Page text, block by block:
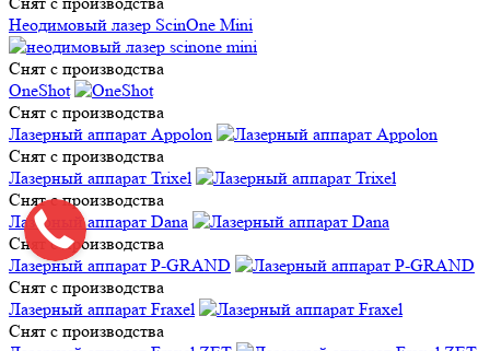
Неодимовый лазер ScinOne Mini
Снят с производства
OneShot
Снят с производства
Лазерный аппарат Appolon
Снят с производства
Лазерный аппарат Trixel
Снят с производства
Лазерный аппарат Dana
Снят с производства
Лазерный аппарат P-GRAND
Снят с производства
Лазерный аппарат Fraxel
Снят с производства